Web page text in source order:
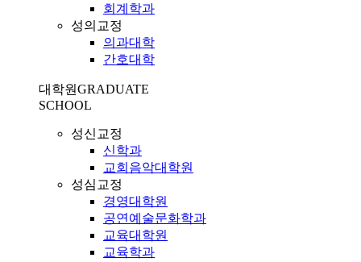
회계학과
성의교정
의과대학
간호대학
대학원GRADUATE
SCHOOL
성신교정
신학과
교회음악대학원
성심교정
경영대학원
공연예술문화학과
교육대학원
교육학과